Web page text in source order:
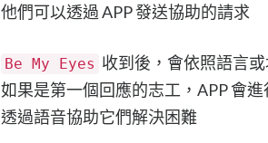
他們可以透過 APP 發送協助的請求
Be My Eyes 收到後，會依照語言
如果是第一個回應的志工，APP 會
透過語音協助它們解決困難